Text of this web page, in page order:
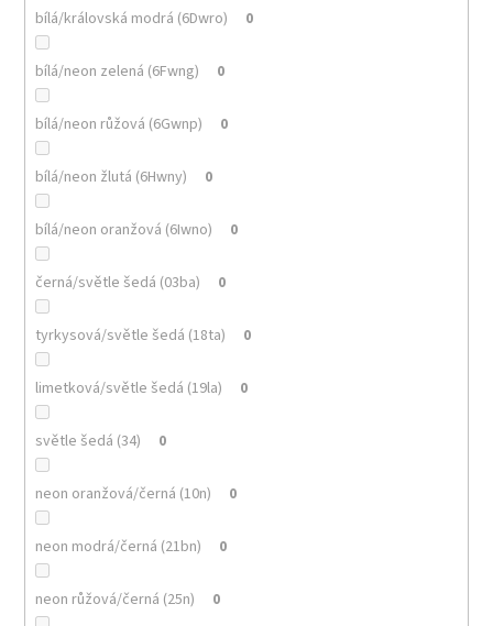
bílá/královská modrá (6Dwro) 0
bílá/neon zelená (6Fwng) 0
bílá/neon růžová (6Gwnp) 0
bílá/neon žlutá (6Hwny) 0
bílá/neon oranžová (6Iwno) 0
černá/světle šedá (03ba) 0
tyrkysová/světle šedá (18ta) 0
limetková/světle šedá (19la) 0
světle šedá (34) 0
neon oranžová/černá (10n) 0
neon modrá/černá (21bn) 0
neon růžová/černá (25n) 0